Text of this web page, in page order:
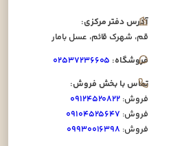
آدرس دفتر مرکزی:
قم، شهرک قائم، عسل بامار
فروشگاه: ۰۲۵۳۷۲۳۶۶۰۵
تماس با بخش فروش:
فروش: ۰۹۱۲۴۵۲۰۸۲۲
فروش: ۰۹۱۰۴۵۲۵۶۴۷
فروش: ۰۹۹۳۰۰۱۶۳۹۸